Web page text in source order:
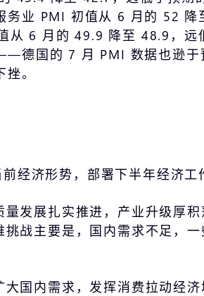
务业 PMI 初值从 6 月的 52
从 6 月的 49.9 降至 48.9，远
德国的 7 月 PMI 数据也逊于
挫。
经济形势，部署下半年经济工
发展扎实推进，产业升级厚
战主要是，国内需求不足，
国内需求，发挥消费拉动经